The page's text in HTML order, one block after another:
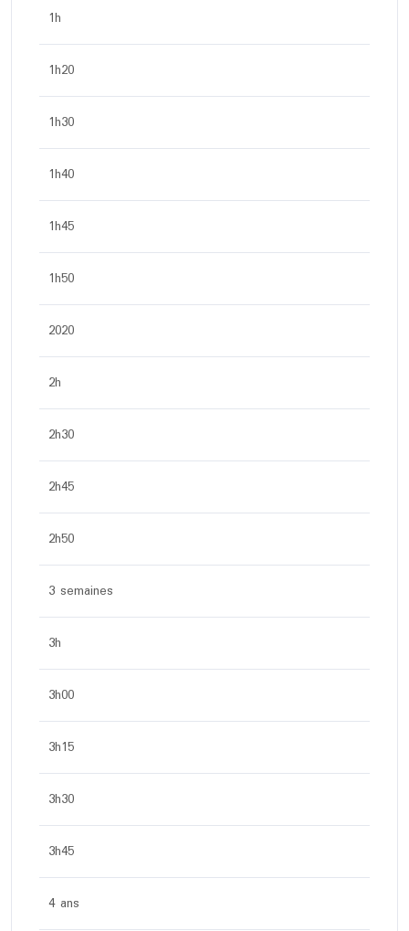
1h
1h20
1h30
1h40
1h45
1h50
2020
2h
2h30
2h45
2h50
3 semaines
3h
3h00
3h15
3h30
3h45
4 ans